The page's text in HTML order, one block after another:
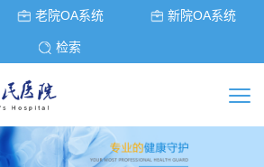
老院OA系统 新院OA系统
检索